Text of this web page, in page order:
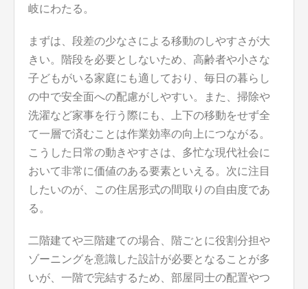
岐にわたる。
まずは、段差の少なさによる移動のしやすさが大
きい。階段を必要としないため、高齢者や小さな
子どもがいる家庭にも適しており、毎日の暮らし
の中で安全面への配慮がしやすい。また、掃除や
洗濯など家事を行う際にも、上下の移動をせず全
て一層で済むことは作業効率の向上につながる。
こうした日常の動きやすさは、多忙な現代社会に
おいて非常に価値のある要素といえる。次に注目
したいのが、この住居形式の間取りの自由度であ
る。
二階建てや三階建ての場合、階ごとに役割分担や
ゾーニングを意識した設計が必要となることが多
いが、一階で完結するため、部屋同士の配置やつ